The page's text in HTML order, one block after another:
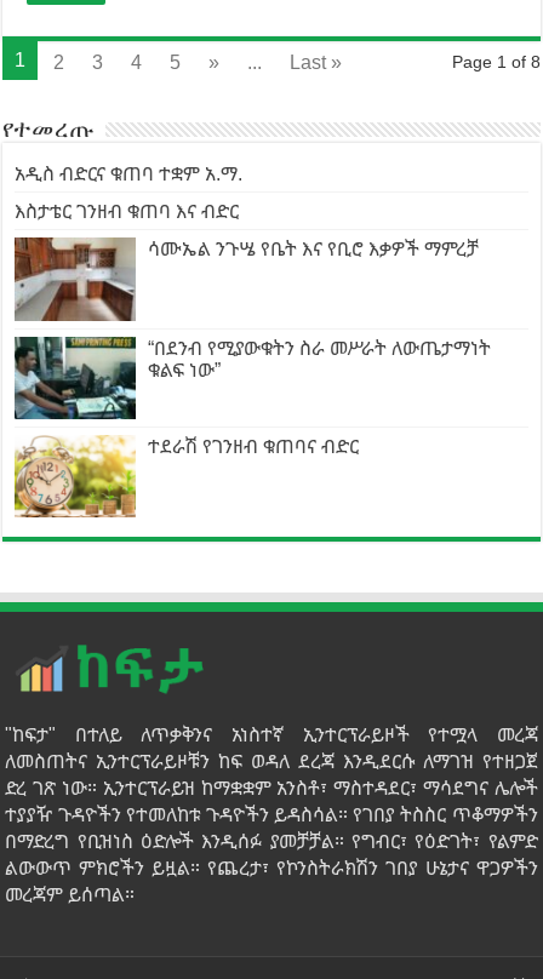
Page 1 of 8
1 2 3 4 5 » ... Last »
የተመረጡ
አዲስ ብድርና ቁጠባ ተቋም አ.ማ.
እስታቴር ገንዘብ ቁጠባ እና ብድር
ሳሙኤል ንጉሤ የቤት እና የቢሮ እቃዎች ማምረቻ
“በደንብ የሚያውቁትን ስራ መሥራት ለውጤታማነት
ቁልፍ ነው”
ተደራሽ የገንዘብ ቁጠባና ብድር
"ከፍታ" በተለይ ለጥቃቅንና አነስተኛ ኢንተርፕራይዞች የተሟላ መረጃ
ለመስጠትና ኢንተርፕራይዞቹን ከፍ ወዳለ ደረጃ እንዲደርሱ ለማገዝ የተዘጋጀ
ድረ ገጽ ነው። ኢንተርፕራይዝ ከማቋቋም አንስቶ፣ ማስተዳደር፣ ማሳደግና ሌሎች
ተያያዥ ጉዳዮችን የተመለከቱ ጉዳዮችን ይዳስሳል። የገበያ ትስስር ጥቆማዎችን
በማድረግ የቢዝነስ ዕድሎች እንዲሰፉ ያመቻቻል። የግብር፣ የዕድገት፣ የልምድ
ልውውጥ ምክሮችን ይዟል። የጨረታ፣ የኮንስትራክሽን ገበያ ሁኔታና ዋጋዎችን
መረጃም ይሰጣል።